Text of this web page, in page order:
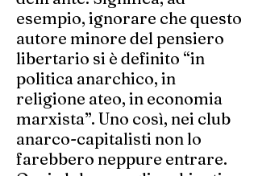
esempio, ignorare che questo
autore minore del pensiero
libertario si è definito “in
politica anarchico, in
religione ateo, in economia
marxista”. Uno così, nei club
anarco-capitalisti non lo
farebbero neppure entrare.